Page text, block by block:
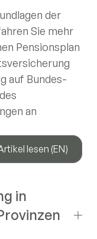
der
Sie mehr
Pensionsplan
auf Bundes-
an
lesen (EN)
in